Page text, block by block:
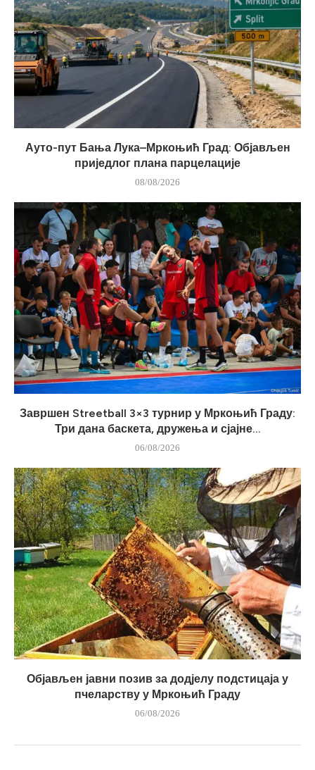
Ауто-пут Бања Лука–Мркоњић Град: Објављен
приједлог плана парцелације
08/08/2026
Завршен Streetball 3×3 турнир у Мркоњић Граду:
Три дана баскета, дружења и сјајне...
06/08/2026
Објављен јавни позив за додјелу подстицаја у
пчеларству у Мркоњић Граду
06/08/2026